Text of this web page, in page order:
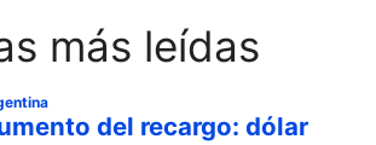
más leídas